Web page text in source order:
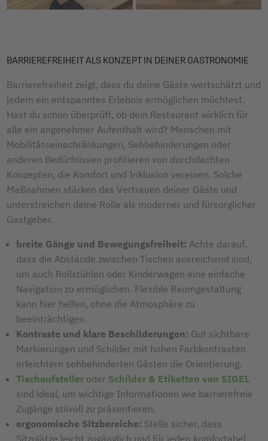
BARRIEREFREIHEIT ALS KONZEPT IN DEINER GASTRONOMIE
Barrierefreiheit zeigt, dass du deine Gäste wertschätzt und
jedem ein entspanntes Erlebnis ermöglichen möchtest.
Hast du schon überprüft, ob dein Restaurant wirklich für
alle ein angenehmer Aufenthalt wird? Menschen mit
Mobilitätseinschränkungen, Sehbehinderungen oder
anderen Bedürfnissen profitieren von durchdachten
Konzepten, die Komfort und Inklusion vereinen. Solche
Maßnahmen stärken das Vertrauen deiner Gäste und
unterstreichen deine Rolle als moderner und fürsorglicher
Gastgeber.
breite Gänge und Bewegungsfreiheit: Achte darauf,
dass die Abstände zwischen Tischen ausreichend sind,
um auch Rollstühlen oder Kinderwagen eine einfache
Navigation zu ermöglichen. Flexible Raumgestaltung
kann hier helfen, ohne die Atmosphäre zu
beeinträchtigen.
Kontraste und klare Beschilderungen: Gut sichtbare
Markierungen und Schilder mit hohen Farbkontrasten
erleichtern sehbehinderten Gästen die Orientierung.
Tischaufsteller oder Schilder & Etiketten von SIGEL
sind ideal, um wichtige Informationen wie barrierefreie
Zugänge stilvoll zu präsentieren.
ergonomische Sitzbereiche: Stelle sicher, dass